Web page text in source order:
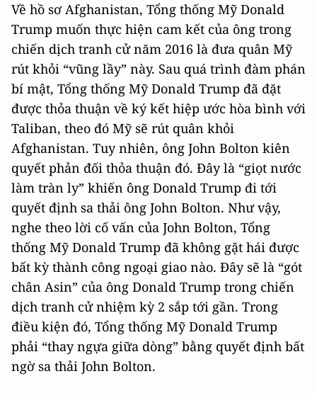
Về hồ sơ Afghanistan, Tổng thống Mỹ Donald
Trump muốn thực hiện cam kết của ông trong
chiến dịch tranh cử năm 2016 là đưa quân Mỹ
rút khỏi “vũng lầy” này. Sau quá trình đàm phán
bí mật, Tổng thống Mỹ Donald Trump đã đặt
được thỏa thuận về ký kết hiệp ước hòa bình với
Taliban, theo đó Mỹ sẽ rút quân khỏi
Afghanistan. Tuy nhiên, ông John Bolton kiên
quyết phản đối thỏa thuận đó. Đây là “giọt nước
làm tràn ly” khiến ông Donald Trump đi tới
quyết định sa thải ông John Bolton. Như vậy,
nghe theo lời cố vấn của John Bolton, Tổng
thống Mỹ Donald Trump đã không gặt hái được
bất kỳ thành công ngoại giao nào. Đây sẽ là “gót
chân Asin” của ông Donald Trump trong chiến
dịch tranh cử nhiệm kỳ 2 sắp tới gần. Trong
điều kiện đó, Tổng thống Mỹ Donald Trump
phải “thay ngựa giữa dòng” bằng quyết định bất
ngờ sa thải John Bolton.